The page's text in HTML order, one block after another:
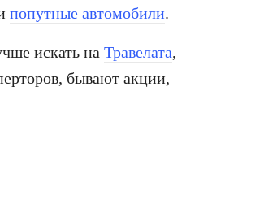
попутные автомобили.
искать на Травелата,
бывают акции,